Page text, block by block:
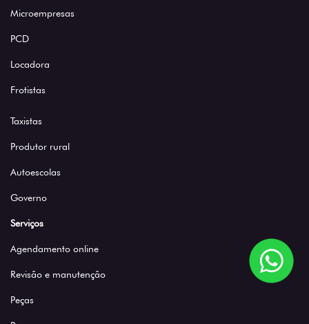
Microempresas
PCD
Locadora
Frotistas
Taxistas
Produtor rural
Autoescolas
Governo
Serviços
Agendamento online
Revisão e manutenção
Peças